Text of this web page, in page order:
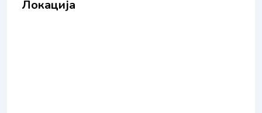
Локација